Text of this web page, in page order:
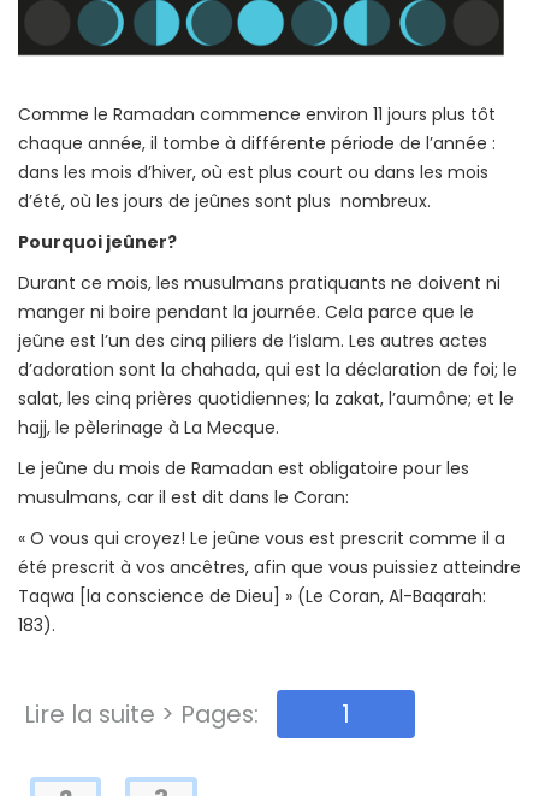
Comme le Ramadan commence environ 11 jours plus tôt
chaque année, il tombe à différente période de l’année :
dans les mois d’hiver, où est plus court ou dans les mois
d’été, où les jours de jeûnes sont plus nombreux.
Pourquoi jeûner?
Durant ce mois, les musulmans pratiquants ne doivent ni
manger ni boire pendant la journée. Cela parce que le
jeûne est l’un des cinq piliers de l’islam. Les autres actes
d’adoration sont la chahada, qui est la déclaration de foi; le
salat, les cinq prières quotidiennes; la zakat, l’aumône; et le
hajj, le pèlerinage à La Mecque.
Le jeûne du mois de Ramadan est obligatoire pour les
musulmans, car il est dit dans le Coran:
« O vous qui croyez! Le jeûne vous est prescrit comme il a
été prescrit à vos ancêtres, afin que vous puissiez atteindre
Taqwa [la conscience de Dieu] » (Le Coran, Al-Baqarah:
183).
Lire la suite > Pages: 1